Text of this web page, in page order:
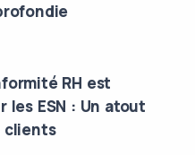
RH est
les ESN : Un atout
clients